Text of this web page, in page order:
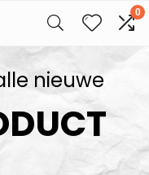
0
nieuwe